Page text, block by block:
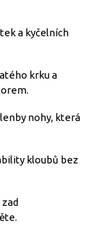
a kyčelních
krku a
nohy, která
kloubů bez